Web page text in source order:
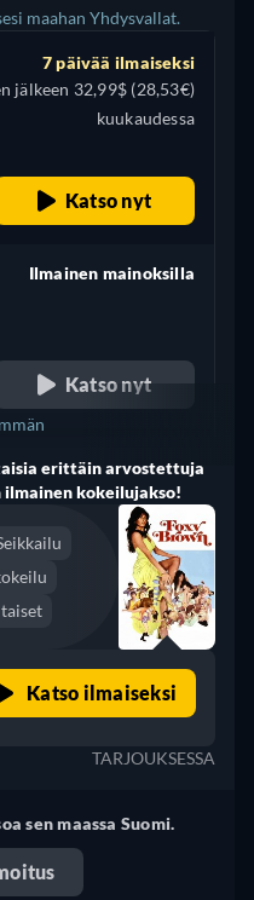
maahan Yhdysvallat.
7 päivää ilmaiseksi
jälkeen 32,99$ (28,53€)
kuukaudessa
Katso nyt
Ilmainen mainoksilla
Katso nyt
erittäin arvostettuja
kokeilujakso!
Katso ilmaiseksi
TARJOUKSESSA
sen maassa Suomi.